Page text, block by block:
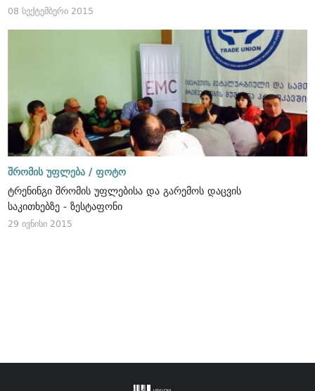
08 სექტემბერი 2015
შრომის უფლება / ფოტო
ტრენინგი შრომის უფლებისა და გარემოს დაცვის
საკითხებზე - ზესტაფონი
29 ივნისი 2015